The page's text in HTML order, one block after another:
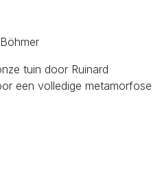
tuin door Ruinard
een volledige metamorfose